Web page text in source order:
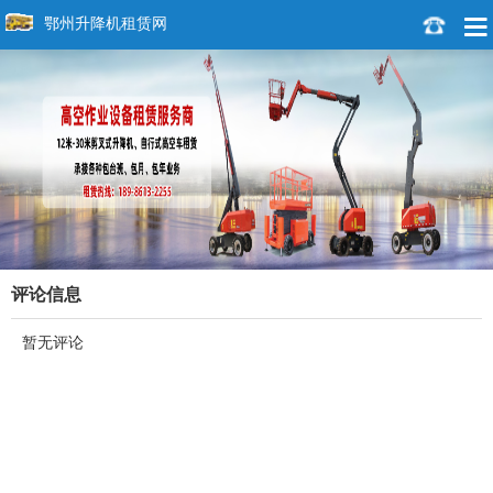
鄂州升降机租赁网
评论信息
暂无评论